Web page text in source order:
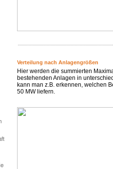
Verteilung nach Anlagengrößen
Hier werden die summierten
bestehenden Anlagen in
kann man z.B. erkennen, welchen
50 MW liefern.